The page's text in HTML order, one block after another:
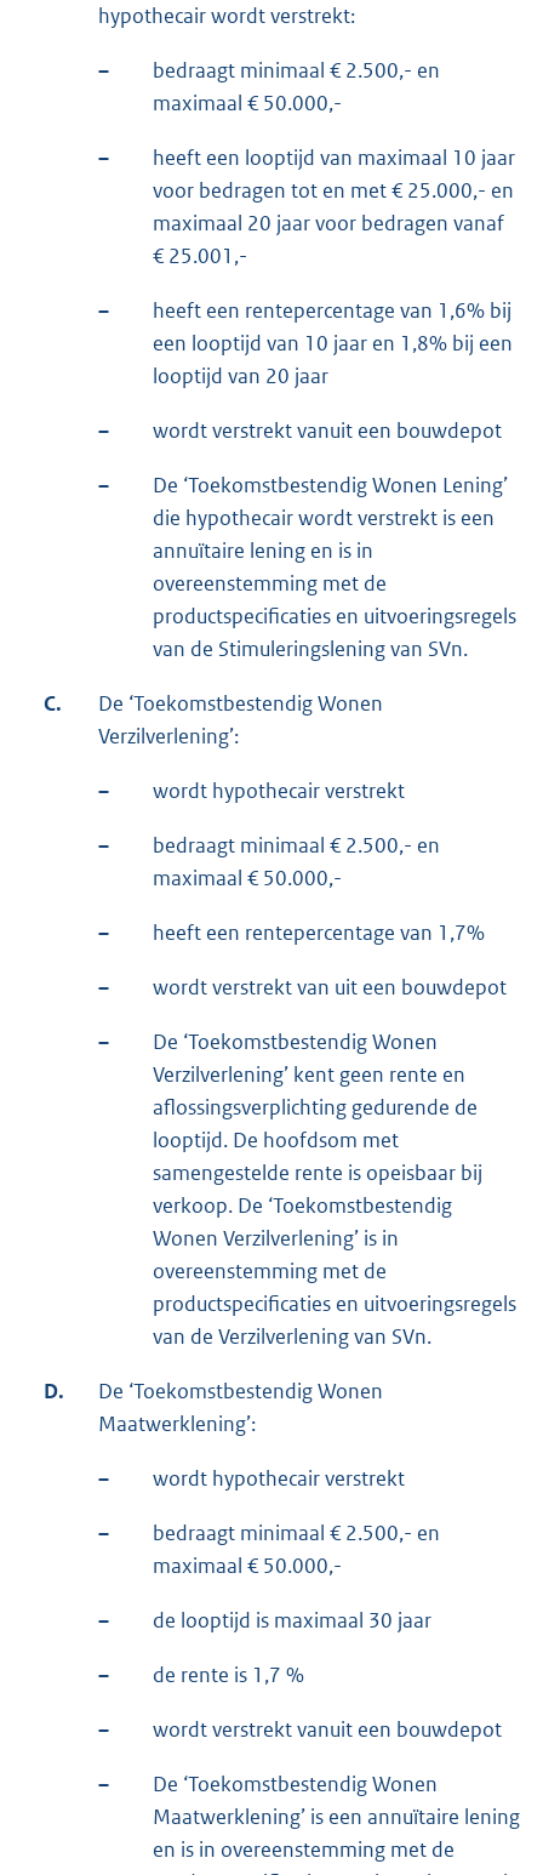
hypothecair wordt verstrekt:
–
bedraagt minimaal € 2.500,- en
maximaal € 50.000,-
–
heeft een looptijd van maximaal 10 jaar
voor bedragen tot en met € 25.000,- en
maximaal 20 jaar voor bedragen vanaf
€ 25.001,-
–
heeft een rentepercentage van 1,6% bij
een looptijd van 10 jaar en 1,8% bij een
looptijd van 20 jaar
– wordt verstrekt vanuit een bouwdepot
–
De ‘Toekomstbestendig Wonen Lening’
die hypothecair wordt verstrekt is een
annuïtaire lening en is in
overeenstemming met de
productspecificaties en uitvoeringsregels
van de Stimuleringslening van SVn.
C.
De ‘Toekomstbestendig Wonen
Verzilverlening’:
– wordt hypothecair verstrekt
–
bedraagt minimaal € 2.500,- en
maximaal € 50.000,-
– heeft een rentepercentage van 1,7%
– wordt verstrekt van uit een bouwdepot
–
De ‘Toekomstbestendig Wonen
Verzilverlening’ kent geen rente en
aflossingsverplichting gedurende de
looptijd. De hoofdsom met
samengestelde rente is opeisbaar bij
verkoop. De ‘Toekomstbestendig
Wonen Verzilverlening’ is in
overeenstemming met de
productspecificaties en uitvoeringsregels
van de Verzilverlening van SVn.
D.
De ‘Toekomstbestendig Wonen
Maatwerklening’:
– wordt hypothecair verstrekt
–
bedraagt minimaal € 2.500,- en
maximaal € 50.000,-
– de looptijd is maximaal 30 jaar
– de rente is 1,7 %
– wordt verstrekt vanuit een bouwdepot
–
De ‘Toekomstbestendig Wonen
Maatwerklening’ is een annuïtaire lening
en is in overeenstemming met de